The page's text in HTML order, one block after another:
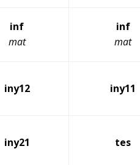
inf
mat
inf
mat
iny12 iny11
iny21 tes